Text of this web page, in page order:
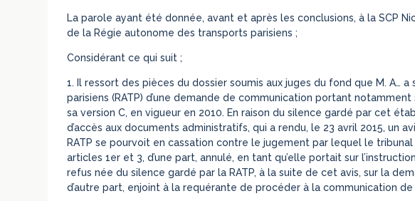
La parole ayant été donnée, avant et après les conclusions, à la SCP
de la Régie autonome des transports parisiens ;
Considérant ce qui suit ;
1. Il ressort des pièces du dossier soumis aux juges du fond que M. A…
parisiens (RATP) d’une demande de communication portant notamment
sa version C, en vigueur en 2010. En raison du silence gardé par cet
d’accès aux documents administratifs, qui a rendu, le 23 avril 2015, un
RATP se pourvoit en cassation contre le jugement par lequel le
articles 1er et 3, d’une part, annulé, en tant qu’elle portait sur
refus née du silence gardé par la RATP, à la suite de cet avis, sur la
d’autre part, enjoint à la requérante de procéder à la communication